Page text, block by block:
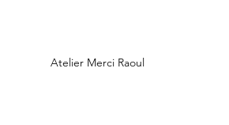
Atelier Merci Raoul